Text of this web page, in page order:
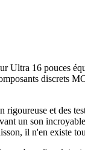
Ultra 16 pouces
discrets
et des
un son
il n'en existe